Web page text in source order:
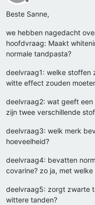
Offline
Beste Sanne,
we hebben nagedacht
hoofdvraag: Maakt
normale tandpasta?
deelvraag1: welke stoffen
witte effect zouden
deelvraag2: wat geeft
zijn twee verschillende
deelvraag3: welk merk
hoeveelheid?
deelvraag4: bevatten
covarine? zo ja, met welke
deelvraag5: zorgt zwarte
wittere tanden?